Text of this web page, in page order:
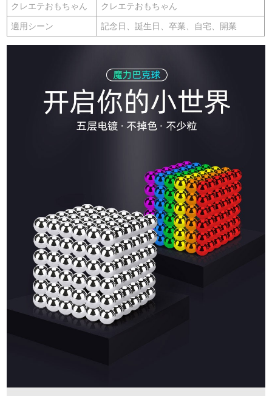
クレエテおもちゃん クレエテおもちゃん
適用シーン 記念日、誕生日、卒業、自宅、開業